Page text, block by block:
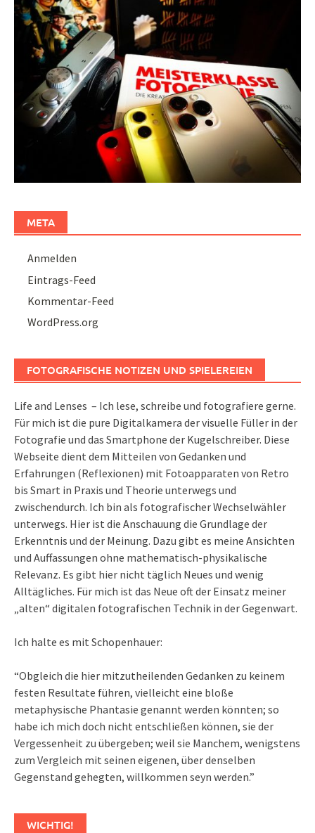
META
Anmelden
Eintrags-Feed
Kommentar-Feed
WordPress.org
FOTOGRAFISCHE NOTIZEN UND SPIELEREIEN
Life and Lenses – Ich lese, schreibe und fotografiere gerne.
Für mich ist die pure Digitalkamera der visuelle Füller in der
Fotografie und das Smartphone der Kugelschreiber. Diese
Webseite dient dem Mitteilen von Gedanken und
Erfahrungen (Reflexionen) mit Fotoapparaten von Retro
bis Smart in Praxis und Theorie unterwegs und
zwischendurch. Ich bin als fotografischer Wechselwähler
unterwegs. Hier ist die Anschauung die Grundlage der
Erkenntnis und der Meinung. Dazu gibt es meine Ansichten
und Auffassungen ohne mathematisch-physikalische
Relevanz. Es gibt hier nicht täglich Neues und wenig
Alltägliches. Für mich ist das Neue oft der Einsatz meiner
„alten“ digitalen fotografischen Technik in der Gegenwart.
Ich halte es mit Schopenhauer:
“Obgleich die hier mitzutheilenden Gedanken zu keinem
festen Resultate führen, vielleicht eine bloße
metaphysische Phantasie genannt werden könnten; so
habe ich mich doch nicht entschließen können, sie der
Vergessenheit zu übergeben; weil sie Manchem, wenigstens
zum Vergleich mit seinen eigenen, über denselben
Gegenstand gehegten, willkommen seyn werden.”
WICHTIG!